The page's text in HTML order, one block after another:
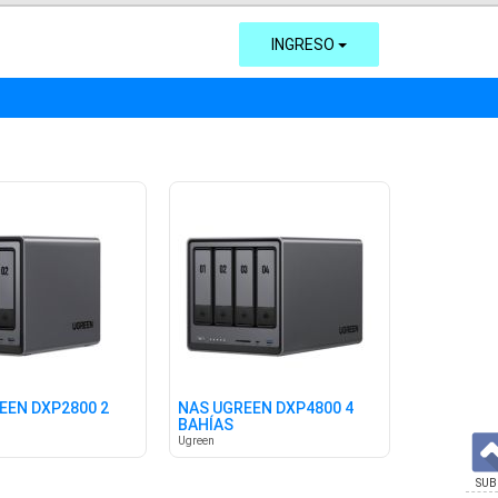
INGRESO
DXP2800 2
NAS UGREEN DXP4800 4
BAHÍAS
Ugreen